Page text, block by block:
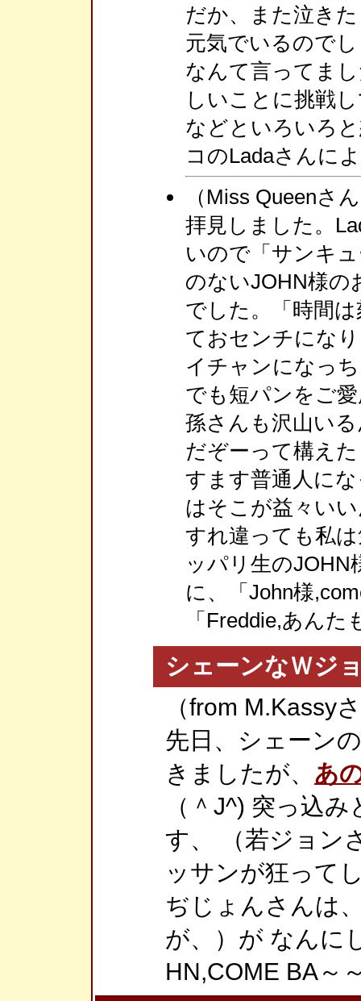
だか、また泣き
元気でいるので
なんて言ってま
しいことに挑戦
などといろいろ
コのLadaさんに
（Miss Queenさ
拝見しました。
いので「サンキ
のないJOHN様の
でした。「時間
ておセンチにな
イチャンになっ
でも短パンをご
孫さんも沢山い
だぞーって構え
すます普通人に
はそこが益々い
すれ違っても私
ッパリ生のJOHN
に、「John様
「Freddie,あん
シェーンなＷジ
（from M.Kassy
先日、シェーン
きましたが、 あ
（＾J^) 突っ込
す、 （若ジョン
ッサンが狂って
ぢじょんさんは
が、）が なんに
HN,COME BA～